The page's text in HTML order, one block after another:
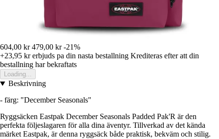
604,00 kr 479,00 kr -21%
+23,95 krerbjuds pa din nasta bestallning Krediteras efter att din
bestallning har bekraftats
Loading...
Beskrivning
- färg: "December Seasonals"
Ryggsäcken Eastpak December Seasonals Padded Pak'R är den
perfekta följeslagaren för alla dina äventyr. Tillverkad av det kända
märket Eastpak, är denna ryggsäck både praktisk, bekväm och stilig.